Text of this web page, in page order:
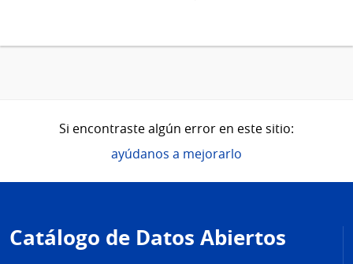
Si encontraste algún error en este sitio:
ayúdanos a mejorarlo
de
página
Catálogo de Datos Abiertos